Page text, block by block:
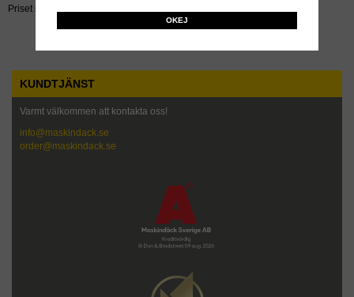
Priset inkluderar återvinningsavgift!
KUNDTJÄNST
Varmt välkommen att kontakta oss!
info@maskindack.se
order@maskindack.se
OKEJ